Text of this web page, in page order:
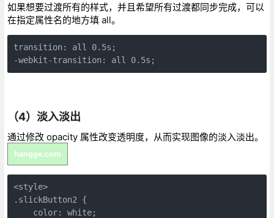
如果想要过渡所有的样式，并且希望所有过渡都同步完成，可以
在指定属性名的地方填 all。
transition: all 0.5s;
-webkit-transition: all 0.5s;
（4）淡入淡出
通过修改 opacity 属性改变透明度，从而实现图像的淡入淡出。
hangge.com
<style>
.slickButton2 {
    color: white;